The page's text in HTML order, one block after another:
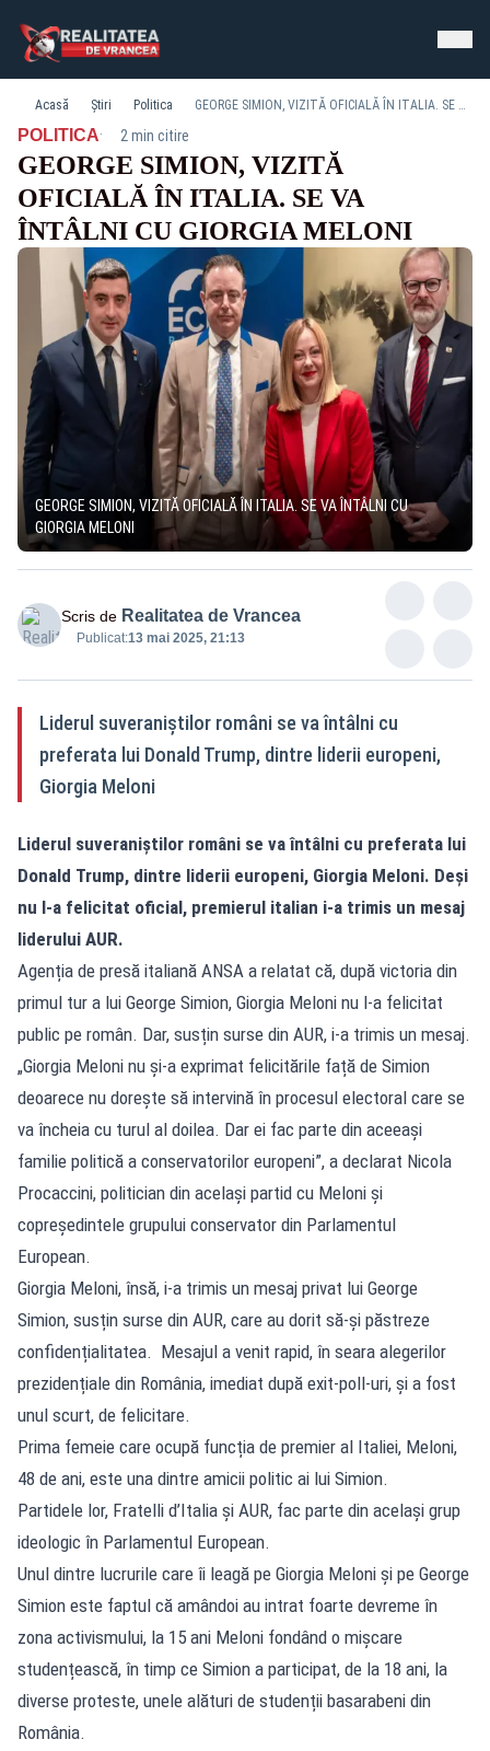
Acasă Știri Politica GEORGE SIMION, VIZITĂ OFICIALĂ ÎN ITALIA. SE VA ÎNTÂLNI CU GIORGIA MELONI
POLITICA· 2 min citire
GEORGE SIMION, VIZITĂ
OFICIALĂ ÎN ITALIA. SE VA
ÎNTÂLNI CU GIORGIA MELONI
GEORGE SIMION, VIZITĂ OFICIALĂ ÎN ITALIA. SE VA ÎNTÂLNI CU
GIORGIA MELONI
Scris de Realitatea de Vrancea
Publicat:13 mai 2025, 21:13
Liderul suveraniștilor români se va întâlni cu
preferata lui Donald Trump, dintre liderii europeni,
Giorgia Meloni
Liderul suveraniștilor români se va întâlni cu preferata lui
Donald Trump, dintre liderii europeni, Giorgia Meloni. Deși
nu l-a felicitat oficial, premierul italian i-a trimis un mesaj
liderului AUR.
Agenția de presă italiană ANSA a relatat că, după victoria din
primul tur a lui George Simion, Giorgia Meloni nu l-a felicitat
public pe român. Dar, susțin surse din AUR, i-a trimis un mesaj.
„Giorgia Meloni nu și-a exprimat felicitările față de Simion
deoarece nu dorește să intervină în procesul electoral care se
va încheia cu turul al doilea. Dar ei fac parte din aceeași
familie politică a conservatorilor europeni”, a declarat Nicola
Procaccini, politician din același partid cu Meloni și
copreședintele grupului conservator din Parlamentul
European.
Giorgia Meloni, însă, i-a trimis un mesaj privat lui George
Simion, susțin surse din AUR, care au dorit să-și păstreze
confidențialitatea. Mesajul a venit rapid, în seara alegerilor
prezidențiale din România, imediat după exit-poll-uri, și a fost
unul scurt, de felicitare.
Prima femeie care ocupă funcția de premier al Italiei, Meloni,
48 de ani, este una dintre amicii politic ai lui Simion.
Partidele lor, Fratelli d’Italia și AUR, fac parte din același grup
ideologic în Parlamentul European.
Unul dintre lucrurile care îi leagă pe Giorgia Meloni și pe George
Simion este faptul că amândoi au intrat foarte devreme în
zona activismului, la 15 ani Meloni fondând o mișcare
studențească, în timp ce Simion a participat, de la 18 ani, la
diverse proteste, unele alături de studenții basarabeni din
România.